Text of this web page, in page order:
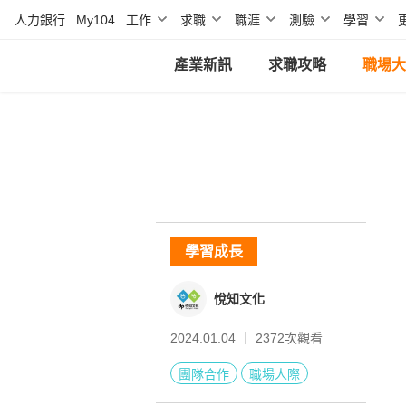
人力銀行 My104 工作 求職 職涯 測驗 學習
產業新訊 求職攻略 職場
學習成長
悅知文化
2024.01.04 ｜ 2372次觀看
團隊合作 職場人際